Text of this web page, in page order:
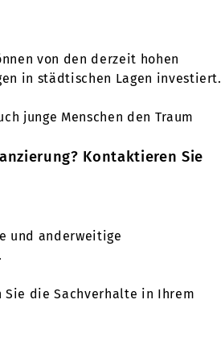
von den derzeit hohen
in städtischen Lagen investiert.
junge Menschen den Traum
Kontaktieren Sie
und anderweitige
die Sachverhalte in Ihrem